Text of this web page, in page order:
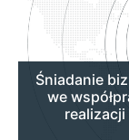
Śniadanie
we